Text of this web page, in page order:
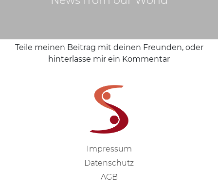
Teile meinen Beitrag mit deinen Freunden, oder
hinterlasse mir ein Kommentar
Impressum
Datenschutz
AGB